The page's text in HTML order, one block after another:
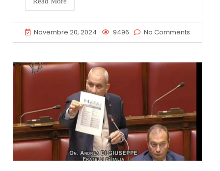
Novembre 20, 2024 9496 No Comments